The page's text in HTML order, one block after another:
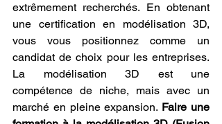
extrêmement recherchés. En obtenant
une certification en modélisation 3D,
vous vous positionnez comme un
candidat de choix pour les entreprises.
La modélisation 3D est une
compétence de niche, mais avec un
marché en pleine expansion. Faire une